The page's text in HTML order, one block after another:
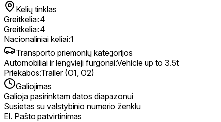
Kelių tinklas
Greitkeliai:4
Greitkeliai:4
Nacionaliniai keliai:1
Transporto priemonių kategorijos
Automobiliai ir lengvieji furgonai:Vehicle up to 3.5t
Priekabos:Trailer (O1, O2)
Galiojimas
Galioja pasirinktam datos diapazonui
Susietas su valstybinio numerio ženklu
El. Pašto patvirtinimas